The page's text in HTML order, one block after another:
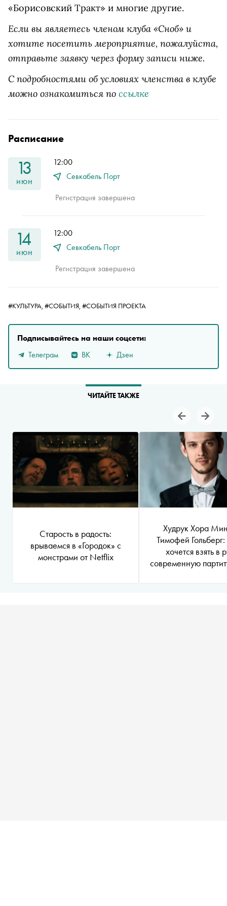
«Борисовский Тракт» и многие другие.
Если вы являетесь членом клуба «Сноб» и
хотите посетить мероприятие, пожалуйста,
отправьте заявку через форму записи ниже.
С подробностями об условиях членства в клубе
можно ознакомиться по ссылке
Расписание
13
июн
12:00
Севкабель Порт
Регистрация завершена
14
июн
12:00
Севкабель Порт
Регистрация завершена
#КУЛЬТУРА, #СОБЫТИЯ, #СОБЫТИЯ ПРОЕКТА
Подписывайтесь на наши соцсети:
Телеграм
ВК Дзен
ЧИТАЙТЕ ТАКЖЕ
Старость в радость:
врываемся в «Городок» с
монстрами от Netflix
Худрук Хора
Тимофей
хочется взять в
современную